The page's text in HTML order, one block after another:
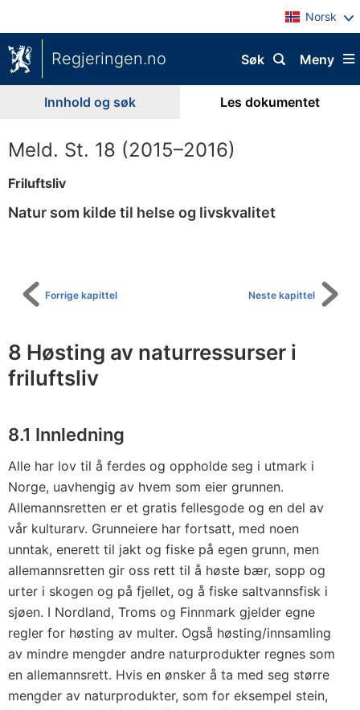
Norsk
Regjeringen.no Meny
Søk
Innhold og søk Les dokumentet
Meld. St. 18 (2015–2016)
Friluftsliv
Natur som kilde til helse og livskvalitet
Neste kapittel
Forrige kapittel
8 Høsting av naturressurser i
friluftsliv
8.1 Innledning
Alle har lov til å ferdes og oppholde seg i utmark i
Norge, uavhengig av hvem som eier grunnen.
Allemannsretten er et gratis fellesgode og en del av
vår kulturarv. Grunneiere har fortsatt, med noen
unntak, enerett til jakt og fiske på egen grunn, men
allemannsretten gir oss rett til å høste bær, sopp og
urter i skogen og på fjellet, og å fiske saltvannsfisk i
sjøen. I Nordland, Troms og Finnmark gjelder egne
regler for høsting av multer. Også høsting/innsamling
av mindre mengder andre naturprodukter regnes som
en allemannsrett. Hvis en ønsker å ta med seg større
mengder av naturprodukter, som for eksempel stein,